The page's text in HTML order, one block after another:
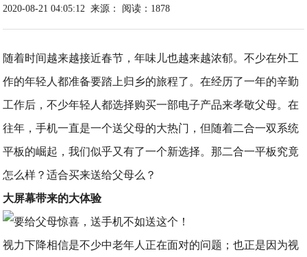
2020-08-21 04:05:12 来源： 阅读：1878
随着时间越来越接近春节，年味儿也越来越浓郁。不少在外工
作的年轻人都准备要踏上归乡的旅程了。在经历了一年的辛勤
工作后，不少年轻人都选择购买一部电子产品来孝敬父母。在
往年，手机一直是一个送父母的大热门，但随着二合一双系统
平板的崛起，我们似乎又有了一个新选择。那二合一平板究竟
怎么样？适合买来送给父母么？
大屏幕带来的大体验
视力下降相信是不少中老年人正在面对的问题；也正是因为视